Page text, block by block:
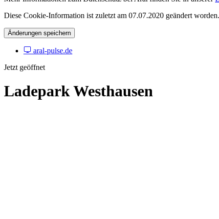
Diese Cookie-Information ist zuletzt am 07.07.2020 geändert worden.
Änderungen speichern
aral-pulse.de
Jetzt geöffnet
Ladepark Westhausen